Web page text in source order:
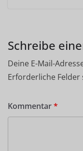
Schreibe
Deine E-Mail-
Erforderliche
Kommentar*